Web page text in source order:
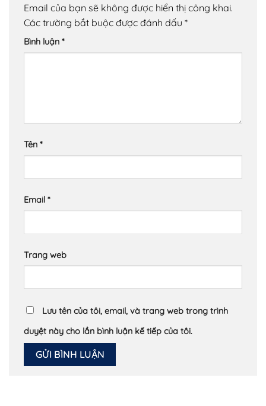
Email của bạn sẽ không được hiển thị công khai.
Các trường bắt buộc được đánh dấu *
Bình luận *
Tên *
Email *
Trang web
Lưu tên của tôi, email, và trang web trong trình
duyệt này cho lần bình luận kế tiếp của tôi.